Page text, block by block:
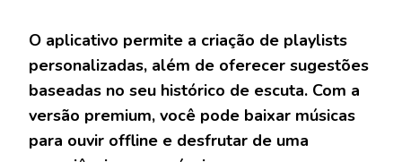
O aplicativo permite a criação de playlists
personalizadas, além de oferecer sugestões
baseadas no seu histórico de escuta. Com a
versão premium, você pode baixar músicas
para ouvir offline e desfrutar de uma